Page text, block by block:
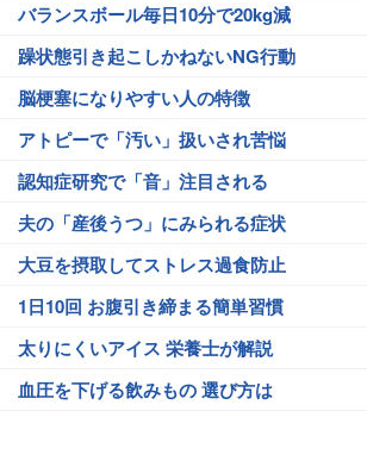
バランスボール毎日10分で20kg減
躁状態引き起こしかねないNG行動
脳梗塞になりやすい人の特徴
アトピーで「汚い」扱いされ苦悩
認知症研究で「音」注目される
夫の「産後うつ」にみられる症状
大豆を摂取してストレス過食防止
1日10回 お腹引き締まる簡単習慣
太りにくいアイス 栄養士が解説
血圧を下げる飲みもの 選び方は